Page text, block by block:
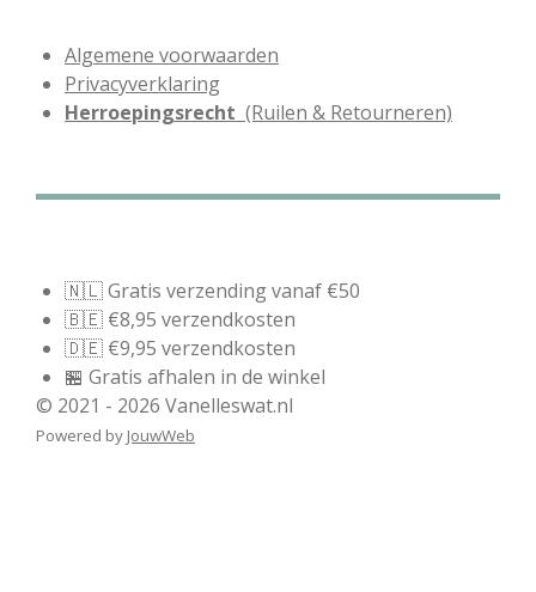
Algemene voorwaarden
Privacyverklaring
Herroepingsrecht (Ruilen & Retourneren)
🇳🇱 Gratis verzending vanaf €50
🇧🇪 €8,95 verzendkosten
🇩🇪 €9,95 verzendkosten
🏪 Gratis afhalen in de winkel
© 2021 - 2026 Vanelleswat.nl
Powered by JouwWeb